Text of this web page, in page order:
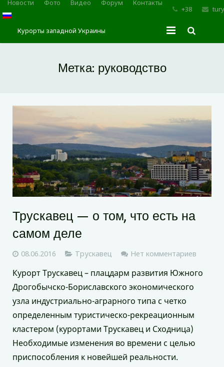
Новости Фото Видео Форум Контакты
+38
Курорты западной Украины
Моршин
Карпаты
Метка: руководство
Трускавец — о том, что есть на
самом деле
08.06.2016 Трускавец Нет комментариев
Курорт Трускавец – плацдарм развития Южного
Дрогобычско-Бориславского экономического
узла индустриально-аграрного типа с четко
определенным туристическо-рекреационным
кластером (курортами Трускавец и Сходница)
Необходимые изменения во времени с целью
приспособления к новейшей реальности.